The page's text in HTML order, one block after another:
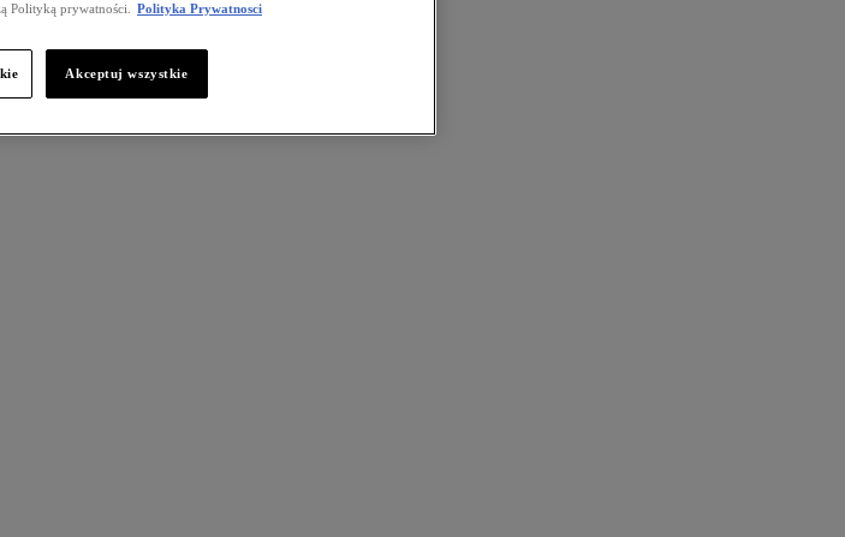
Polityką prywatności.
Polityka Prywatnosci
Akceptuj wszystkie